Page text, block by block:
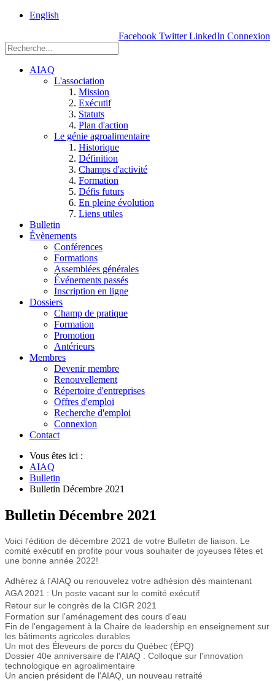
English
Facebook Twitter LinkedIn Connexion
AIAQ
L'association
Mission
Exécutif
Statuts
Plan d'action
Le génie agroalimentaire
Historique
Définition
Champs d'activité
Formation
Défis futurs
En pleine évolution
Liens utiles
Bulletin
Évènements
Conférences
Formations
Assemblées générales
Événements passés
Inscription en ligne
Dossiers
Champ de pratique
Formation
Promotion
Antérieurs
Membres
Devenir membre
Renouvellement
Répertoire d'entreprises
Offres d'emploi
Recherche d'emploi
Connexion
Contact
Vous êtes ici :
AIAQ
Bulletin
Bulletin Décembre 2021
Bulletin Décembre 2021
Voici l'édition de décembre 2021 de votre Bulletin de liaison. Le
comité exécutif en profite pour vous souhaiter de joyeuses fêtes et
une bonne année 2022!
Adhérez à l'AIAQ ou renouvelez votre adhésion dès maintenant
AGA 2021 : Un poste vacant sur le comité exécutif
Retour sur le congrès de la CIGR 2021
Formation sur l'aménagement des cours d'eau
Fin de l'engagement à la Chaire de leadership en enseignement sur
les bâtiments agricoles durables
Un mot des Éleveurs de porcs du Québec (ÉPQ)
Dossier 40e anniversaire de l'AIAQ : Colloque sur l'innovation
technologique en agroalimentaire
Un ancien président de l'AIAQ, un nouveau retraité
Einstein, Québec
G1P